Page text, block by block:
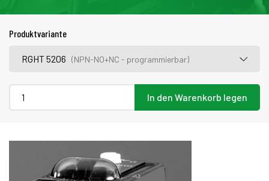
Produktvariante
RGHT 5206(NPN-NO+NC - programmierbar)
In den Warenkorb legen